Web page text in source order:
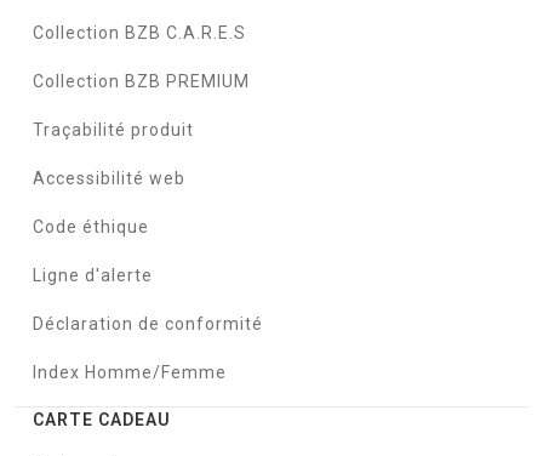
Collection BZB C.A.R.E.S
Collection BZB PREMIUM
Traçabilité produit
Accessibilité web
Code éthique
Ligne d'alerte
Déclaration de conformité
Index Homme/Femme
CARTE CADEAU